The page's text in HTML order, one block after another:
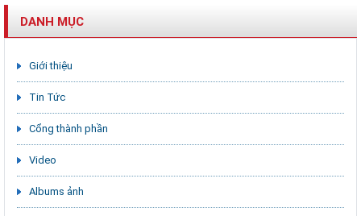
DANH MỤC
Giới thiệu
Tin Tức
Cổng thành phần
Video
Albums ảnh